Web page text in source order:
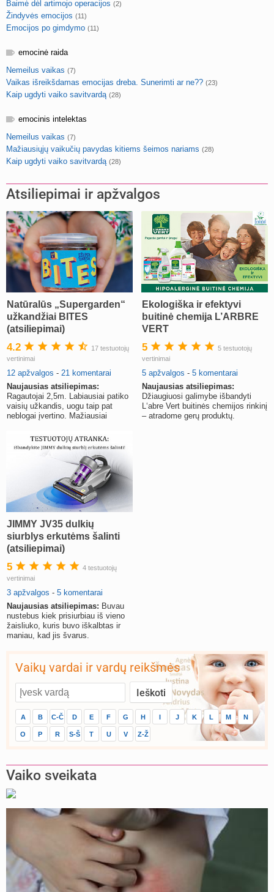
Baimė dėl artimojo operacijos (2)
Žindyvės emocijos (11)
Emocijos po gimdymo (11)
emocinė raida
Nemeilus vaikas (7)
Vaikas išreikšdamas emocijas dreba. Sunerimti ar ne?? (23)
Kaip ugdyti vaiko savitvardą (28)
emocinis intelektas
Nemeilus vaikas (7)
Mažiausiųjų vaikučių pavydas kitiems šeimos nariams (28)
Kaip ugdyti vaiko savitvardą (28)
Atsiliepimai ir apžvalgos
Natūralūs „Supergarden“
užkandžiai BITES
(atsiliepimai)
4.2
17 testuotojų
vertinimai
12 apžvalgos - 21 komentarai
Naujausias atsiliepimas:
Ragautojai 2,5m. Labiausiai patiko
vaisių užkandis, uogu taip pat
neblogai įvertino. Mažiausiai
Ekologiška ir efektyvi
buitinė chemija L’ARBRE
VERT
5
5 testuotojų
vertinimai
5 apžvalgos - 5 komentarai
Naujausias atsiliepimas:
Džiaugiuosi galimybe išbandyti
L‘abre Vert buitinės chemijos rinkinį
– atradome gerų produktų.
JIMMY JV35 dulkių
siurblys erkutėms šalinti
(atsiliepimai)
5
4 testuotojų
vertinimai
3 apžvalgos - 5 komentarai
Naujausias atsiliepimas: Buvau
nustebus kiek prisiurbiau iš vieno
žaisliuko, kuris buvo iškalbtas ir
maniau, kad jis švarus.
Vaikų vardai ir vardų reikšmės
A B C-Č D E F G H I J K L M N
O P R S-Š T U V Z-Ž
Vaiko sveikata